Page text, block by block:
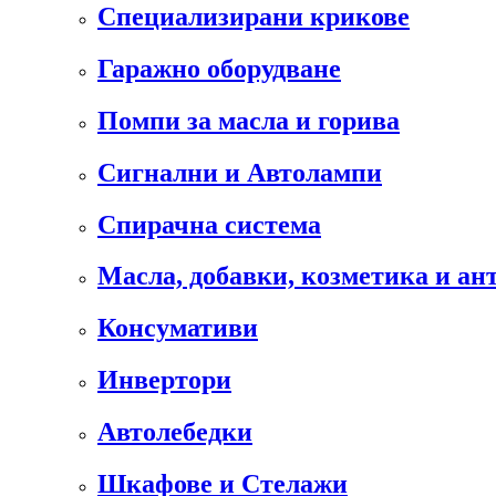
Специализирани крикове
Гаражно оборудване
Помпи за масла и горива
Сигнални и Автолампи
Спирачна система
Масла, добавки, козметика и
Консумативи
Инвертори
Автолебедки
Шкафове и Стелажи